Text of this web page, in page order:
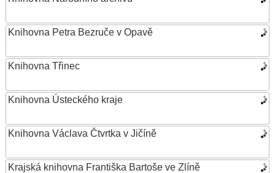
Knihovna Petra Bezruče v Opavě
Knihovna Třinec
Knihovna Ústeckého kraje
Knihovna Václava Čtvrtka v Jičíně
Krajská knihovna Františka Bartoše ve Zlíně